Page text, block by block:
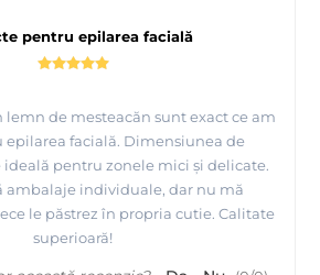
pentru epilarea facială
lemn de mesteacăn sunt exact ce am
epilarea facială. Dimensiunea de
ideală pentru zonele mici și delicate.
ambalaje individuale, dar nu mă
le păstrez în propria cutie. Calitate
superioară!